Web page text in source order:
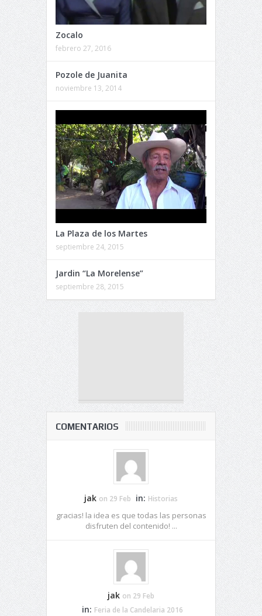
Zocalo
febrero 27, 2016
Pozole de Juanita
noviembre 13, 2014
La Plaza de los Martes
septiembre 24, 2015
Jardin “La Morelense”
septiembre 28, 2015
COMENTARIOS
jak on 29 Feb in: Historias
gracias! la idea es que todas las personas
disfruten del contenido! ...
jak on 29 Feb
in: Feria de la Candelaria 2016